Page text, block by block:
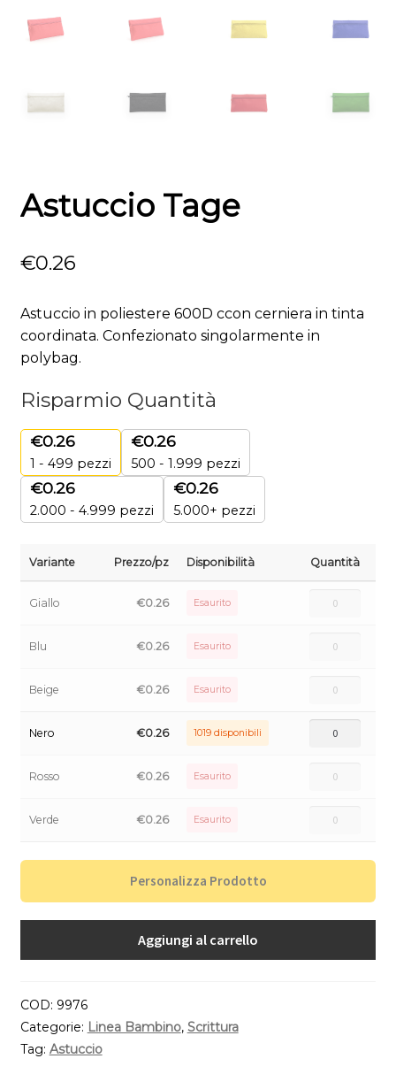
Astuccio Tage
€0.26
Astuccio in poliestere 600D ccon cerniera in tinta
coordinata. Confezionato singolarmente in
polybag.
Risparmio Quantità
€0.26
1 - 499 pezzi
€0.26
500 - 1.999 pezzi
€0.26
2.000 - 4.999 pezzi
€0.26
5.000+ pezzi
Variante Prezzo/pz Disponibilità Quantità
Giallo €0.26 Esaurito
Blu €0.26 Esaurito
Beige €0.26 Esaurito
Nero €0.26 1019 disponibili
Rosso €0.26 Esaurito
Verde €0.26 Esaurito
Personalizza Prodotto
Aggiungi al carrello
COD: 9976
Categorie: Linea Bambino, Scrittura
Tag: Astuccio